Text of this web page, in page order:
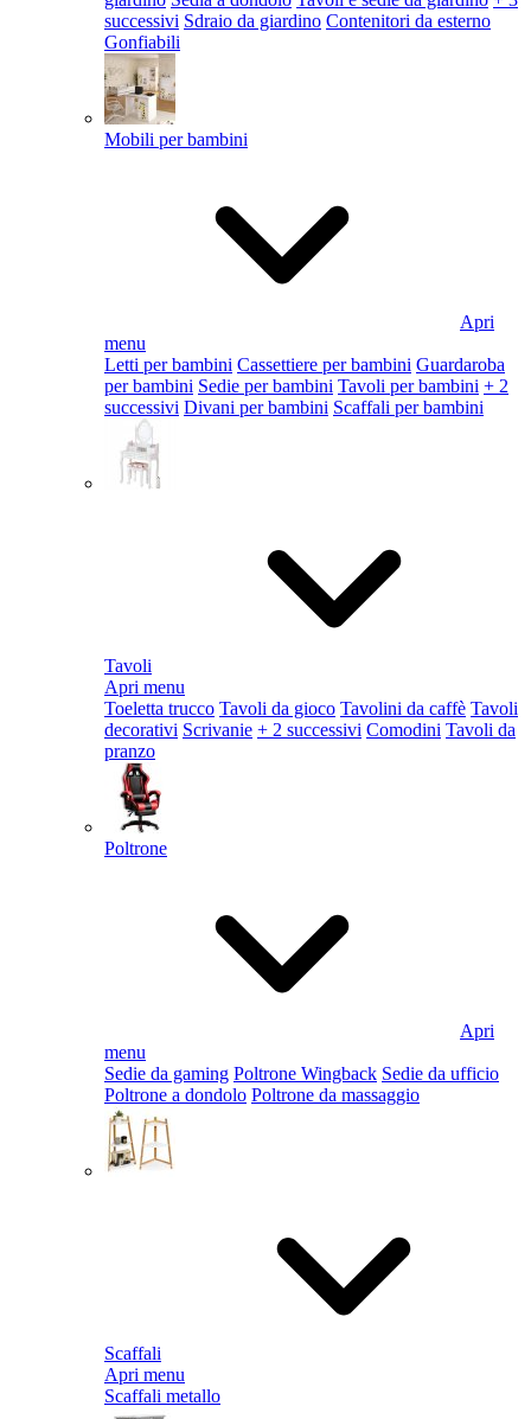
successivi Sdraio da giardino Contenitori da esterno
Gonfiabili
Mobili per bambini
Apri
menu
Letti per bambini Cassettiere per bambini Guardaroba
per bambini Sedie per bambini Tavoli per bambini + 2
successivi Divani per bambini Scaffali per bambini
Tavoli
Apri menu
Toeletta trucco Tavoli da gioco Tavolini da caffè Tavoli
decorativi Scrivanie + 2 successivi Comodini Tavoli da
pranzo
Poltrone
Apri
menu
Sedie da gaming Poltrone Wingback Sedie da ufficio
Poltrone a dondolo Poltrone da massaggio
Scaffali
Apri menu
Scaffali metallo